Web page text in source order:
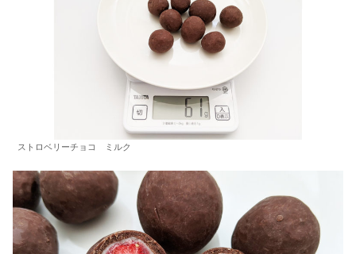
ストロベリーチョコ ミルク